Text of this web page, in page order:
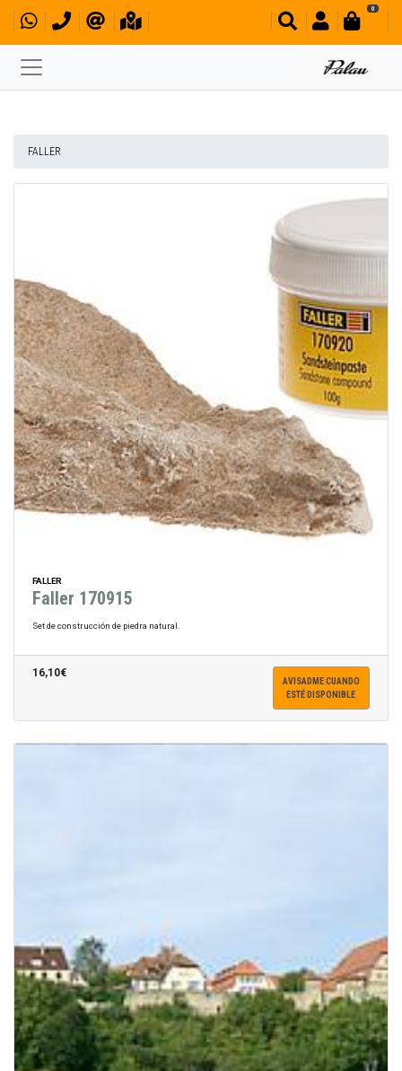
0
FALLER
FALLER
Faller 170915
Set de construcción de piedra natural.
16,10€
AVISADME CUANDO
ESTÉ DISPONIBLE